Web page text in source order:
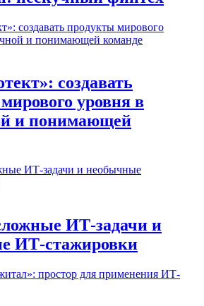
создавать
уровня в
и понимающей
ИТ‑задачи и
ИТ‑стажировки